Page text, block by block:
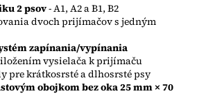
2 psov- A1, A2 a B1, B2
dvoch prijímačov s jedným
zapínania/vypínania
vysielača k prijímaču
pre krátkosrsté a dlhosrsté psy
obojkom bez oka 25 mm × 70